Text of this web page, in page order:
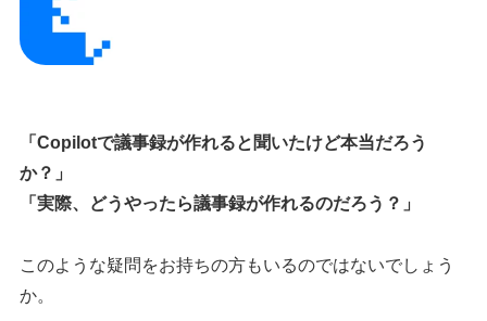
「Copilotで議事録が作れると聞いたけど本当だろう
か？」
「実際、どうやったら議事録が作れるのだろう？」
このような疑問をお持ちの方もいるのではないでしょう
か。